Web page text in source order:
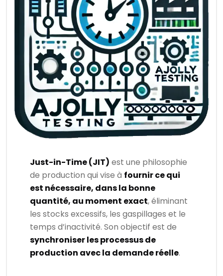
Just-in-Time (JIT) est une philosophie
de production qui vise à fournir ce qui
est nécessaire, dans la bonne
quantité, au moment exact, éliminant
les stocks excessifs, les gaspillages et le
temps d’inactivité. Son objectif est de
synchroniser les processus de
production avec la demande réelle.